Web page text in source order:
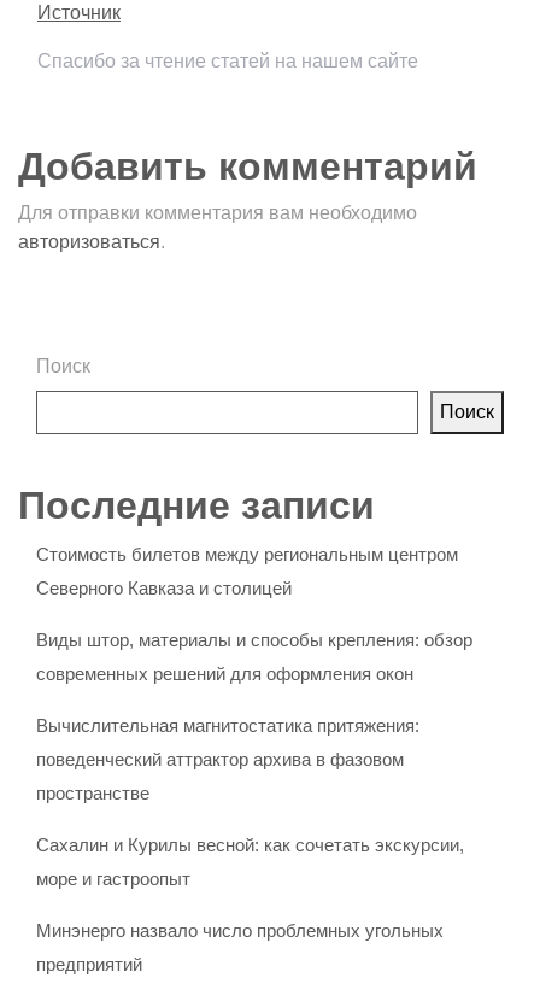
Источник
Спасибо за чтение статей на нашем сайте
Добавить комментарий
Для отправки комментария вам необходимо
авторизоваться.
Поиск
Поиск
Последние записи
Стоимость билетов между региональным центром
Северного Кавказа и столицей
Виды штор, материалы и способы крепления: обзор
современных решений для оформления окон
Вычислительная магнитостатика притяжения:
поведенческий аттрактор архива в фазовом
пространстве
Сахалин и Курилы весной: как сочетать экскурсии,
море и гастроопыт
Минэнерго назвало число проблемных угольных
предприятий